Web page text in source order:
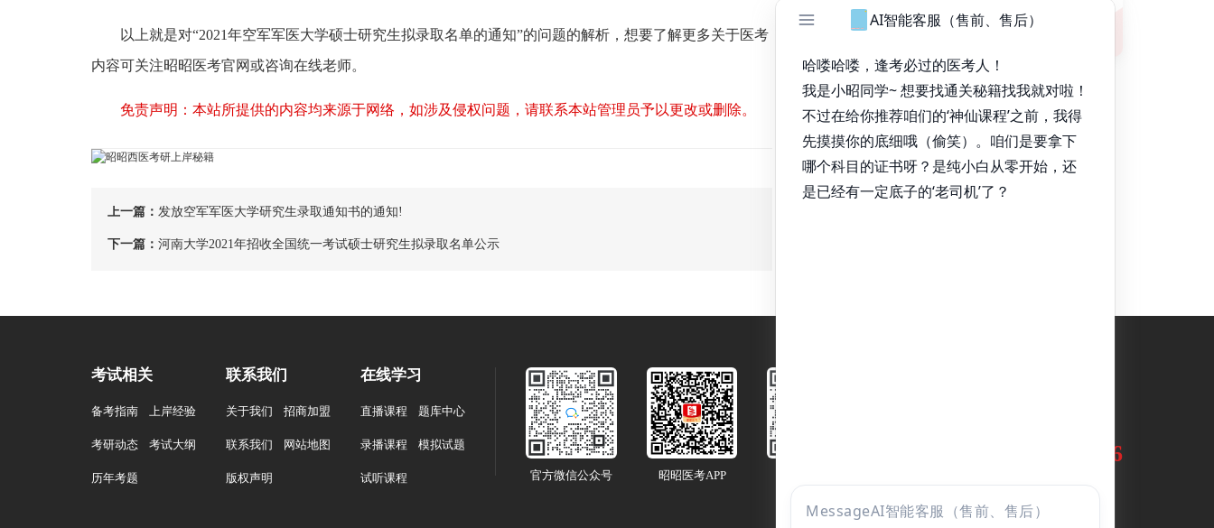
以上就是对“2021年空军军医大学硕士研究生拟录取名单的通知”的问题的解析，想要了解更多关于医考
内容可关注昭昭医考官网或咨询在线老师。
免责声明：本站所提供的内容均来源于网络，如涉及侵权问题，请联系本站管理员予以更改或删除。
上一篇： 发放空军军医大学研究生录取通知书的通知!
下一篇： 河南大学2021年招收全国统一考试硕士研究生拟录取名单公示
考试相关
备考指南 上岸经验
考研动态 考试大纲
历年考题
联系我们
关于我们 招商加盟
联系我们 网站地图
版权声明
在线学习
直播课程 题库中心
录播课程 模拟试题
试听课程 官方微信公众号 昭昭医考APP
400-10234-66